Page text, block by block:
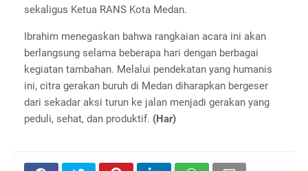
sekaligus Ketua RANS Kota Medan.
Ibrahim menegaskan bahwa rangkaian acara ini akan
berlangsung selama beberapa hari dengan berbagai
kegiatan tambahan. Melalui pendekatan yang humanis
ini, citra gerakan buruh di Medan diharapkan bergeser
dari sekadar aksi turun ke jalan menjadi gerakan yang
peduli, sehat, dan produktif. (Har)